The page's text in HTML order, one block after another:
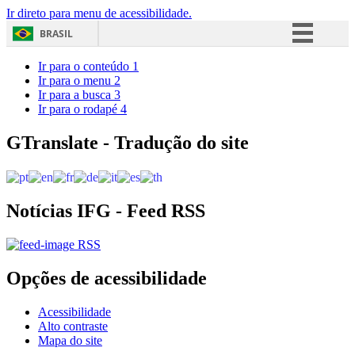
Ir direto para menu de acessibilidade.
BRASIL
Acesso à informação
Ir para o conteúdo 1
Ir para o menu 2
Ir para a busca 3
Ir para o rodapé 4
GTranslate - Tradução do site
Notícias IFG - Feed RSS
RSS
Opções de acessibilidade
Acessibilidade
Alto contraste
Mapa do site